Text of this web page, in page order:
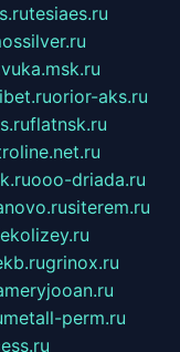
tesiaes.ru
orior-aks.ru
flatnsk.ru
ooo-driada.ru
siterem.ru
grinox.ru
metall-perm.ru